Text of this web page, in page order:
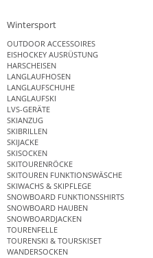
Wintersport
OUTDOOR ACCESSOIRES
EISHOCKEY AUSRÜSTUNG
HARSCHEISEN
LANGLAUFHOSEN
LANGLAUFSCHUHE
LANGLAUFSKI
LVS-GERÄTE
SKIANZUG
SKIBRILLEN
SKIJACKE
SKISOCKEN
SKITOURENRÖCKE
SKITOUREN FUNKTIONSWÄSCHE
SKIWACHS & SKIPFLEGE
SNOWBOARD FUNKTIONSSHIRTS
SNOWBOARD HAUBEN
SNOWBOARDJACKEN
TOURENFELLE
TOURENSKI & TOURSKISET
WANDERSOCKEN